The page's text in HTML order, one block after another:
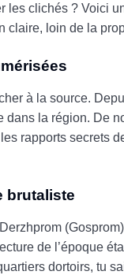
les clichés ? Voici
claire, loin de la
à la source.
la région. De
rapports secrets
brutaliste
de l’époque
dortoirs, tu